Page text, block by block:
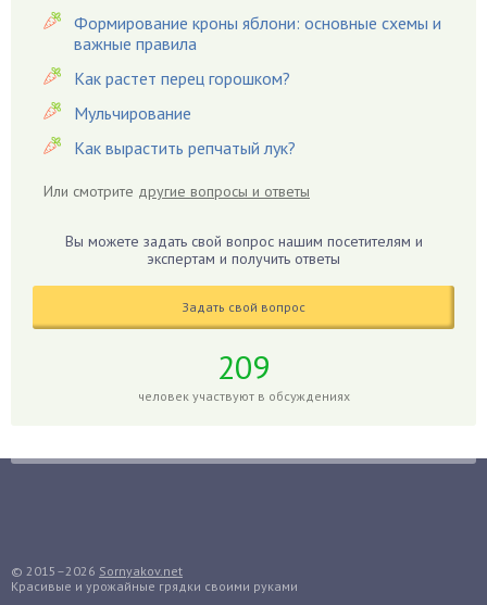
Гацания
Гвоздики
Георгины
Герань
Гиацинт
Гиппеаструм
Годжи
Голубика
Гуава
Гузмания
Формирование кроны яблони: основные схемы и
важные правила
Как растет перец горошком?
Мульчирование
Как вырастить репчатый лук?
Или смотрите другие вопросы и ответы
Вы можете задать свой вопрос нашим посетителям и
экспертам и получить ответы
Задать свой вопрос
209
человек участвуют в обсуждениях
© 2015–2026 Sornyakov.net
Красивые и урожайные грядки своими руками